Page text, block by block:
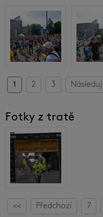
1 2 3
Fotky z tratě
<< Předchozí 7